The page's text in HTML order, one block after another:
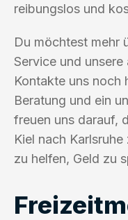
reibungslos und
Du möchtest mehr
Service und
Kontakte uns noch
Beratung und ein
freuen uns darauf,
Kiel nach
zu helfen, Geld zu